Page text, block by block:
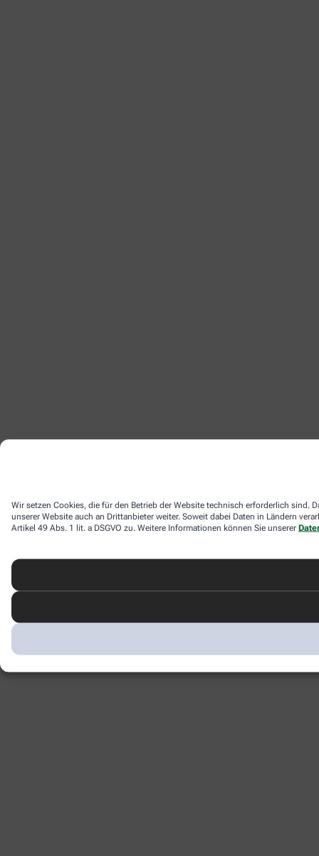
Wir setzen Cookies, die für den Betrieb der Website technisch erforderlich sind.
unserer Website auch an Drittanbieter weiter. Soweit dabei Daten in Ländern
Artikel 49 Abs. 1 lit. a DSGVO zu. Weitere Informationen können Sie unserer